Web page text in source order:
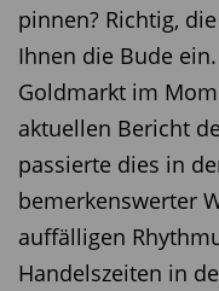
pinnen? Richtig,
Ihnen die Bude
Goldmarkt im
aktuellen Bericht
passierte dies in
bemerkenswerter
auffälligen
Handelszeiten in